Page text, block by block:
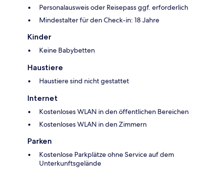
Personalausweis oder Reisepass ggf. erforderlich
Mindestalter für den Check-in: 18 Jahre
Kinder
Keine Babybetten
Haustiere
Haustiere sind nicht gestattet
Internet
Kostenloses WLAN in den öffentlichen Bereichen
Kostenloses WLAN in den Zimmern
Parken
Kostenlose Parkplätze ohne Service auf dem
Unterkunftsgelände